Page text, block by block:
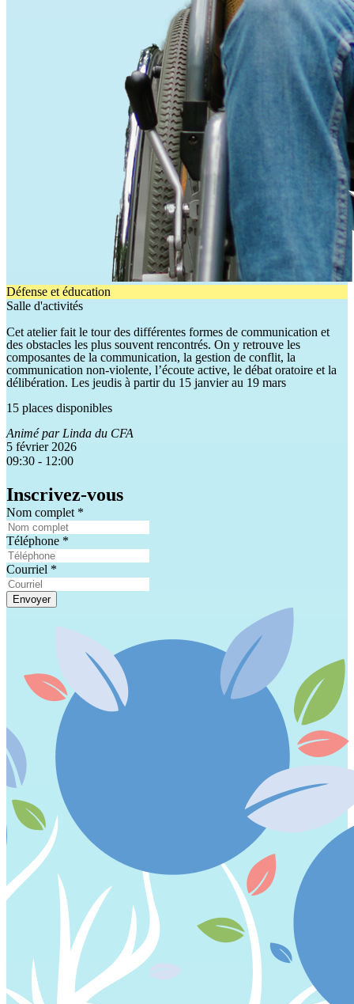
Défense et éducation
Salle d'activités
Cet atelier fait le tour des différentes formes de communication et
des obstacles les plus souvent rencontrés. On y retrouve les
composantes de la communication, la gestion de conflit, la
communication non-violente, l’écoute active, le débat oratoire et la
délibération. Les jeudis à partir du 15 janvier au 19 mars
15 places disponibles
Animé par Linda du CFA
5 février 2026
09:30 - 12:00
Inscrivez-vous
Nom complet *
Téléphone *
Courriel *
Envoyer